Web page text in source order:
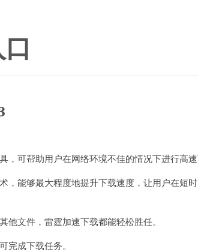
可帮助用户在网络环境不佳的情况下进行高速
能够最大程度地提升下载速度，让用户在短
文件，雷霆加速下载都能轻松胜任。
成下载任务。